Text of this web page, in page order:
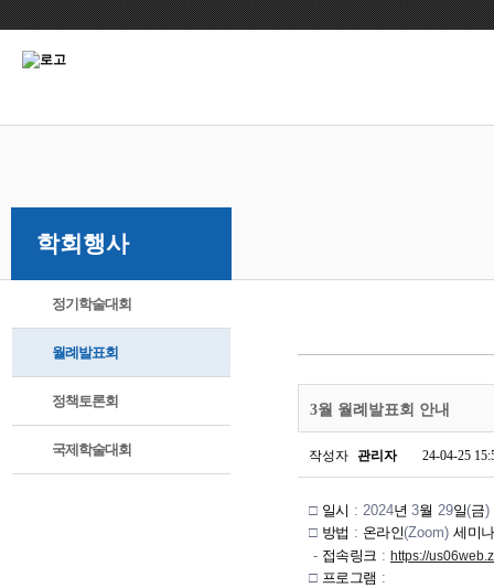
학회행사
정기학술대회
월례발표회
정책토론회
국제학술대회
3월 월례발표회 안내
작성자 관리자 24-04-25
□ 일시 : 2024년 3월 29일(금)
□ 방법 : 온라인(Zoom)세미나
- 접속링크 : https://
□ 프로그램 :